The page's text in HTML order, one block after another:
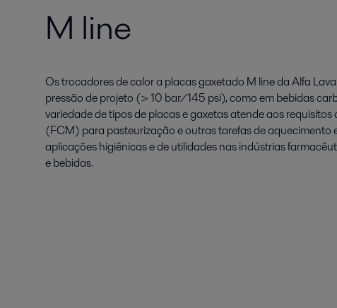
M line
Os trocadores de calor a placas gaxetado M line da Alfa
pressão de projeto (> 10 bar/145 psi), como em bebidas
variedade de tipos de placas e gaxetas atende aos
(FCM) para pasteurização e outras tarefas de aquecimento
aplicações higiênicas e de utilidades nas indústrias
e bebidas.